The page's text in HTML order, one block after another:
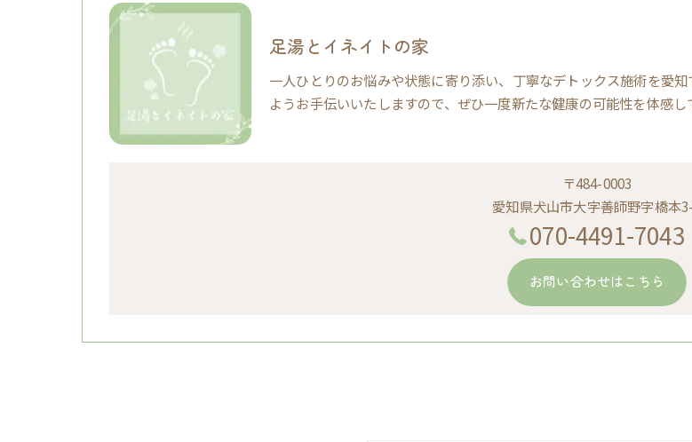
足湯とイネイトの家
一人ひとりのお悩みや状態に寄り添い、丁寧なデトックス施術を愛
ようお手伝いいたしますので、ぜひ一度新たな健康の可能性を体感し
〒484-0003
愛知県犬山市大字善師野字橋本
070-4491-7043
お問い合わせはこちら